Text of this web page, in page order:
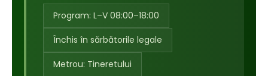
Program: L–V 08:00–18:00
Închis în sărbătorile legale
Metrou: Tineretului